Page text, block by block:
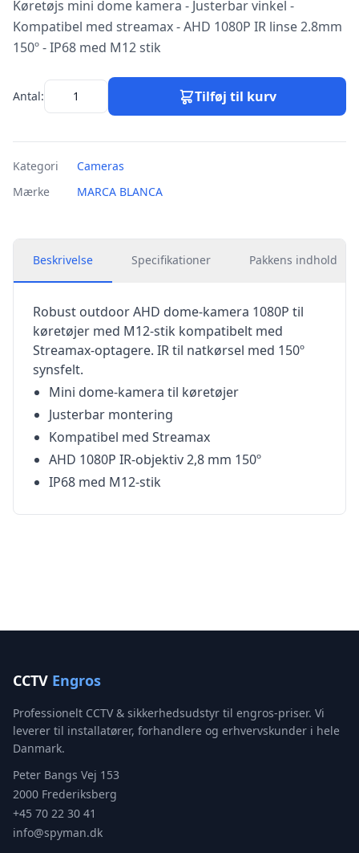
Køretøjs mini dome kamera - Justerbar vinkel -
Kompatibel med streamax - AHD 1080P IR linse 2.8mm
150º - IP68 med M12 stik
Antal: Tilføj til kurv
Kategori
Cameras
Mærke
MARCA BLANCA
Beskrivelse Specifikationer Pakkens indhold
Robust outdoor AHD dome-kamera 1080P til
køretøjer med M12-stik kompatibelt med
Streamax-optagere. IR til natkørsel med 150º
synsfelt.
Mini dome-kamera til køretøjer
Justerbar montering
Kompatibel med Streamax
AHD 1080P IR-objektiv 2,8 mm 150º
IP68 med M12-stik
CCTV Engros
Professionelt CCTV & sikkerhedsudstyr til engros-priser. Vi
leverer til installatører, forhandlere og erhvervskunder i hele
Danmark.
Peter Bangs Vej 153
2000 Frederiksberg
+45 70 22 30 41
info@spyman.dk